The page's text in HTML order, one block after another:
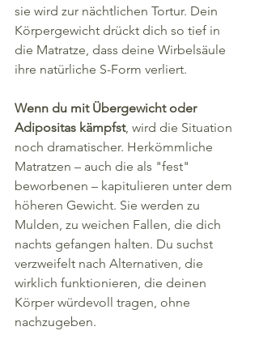
sie wird zur nächtlichen Tortur. Dein
Körpergewicht drückt dich so tief in
die Matratze, dass deine Wirbelsäule
ihre natürliche S-Form verliert.
Wenn du mit Übergewicht oder
Adipositas kämpfst, wird die Situation
noch dramatischer. Herkömmliche
Matratzen – auch die als "fest"
beworbenen – kapitulieren unter dem
höheren Gewicht. Sie werden zu
Mulden, zu weichen Fallen, die dich
nachts gefangen halten. Du suchst
verzweifelt nach Alternativen, die
wirklich funktionieren, die deinen
Körper würdevoll tragen, ohne
nachzugeben.